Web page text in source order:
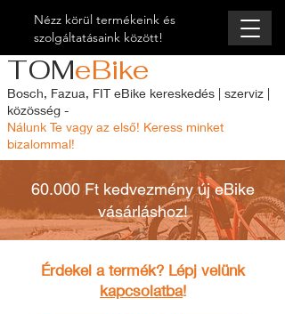
Nézz körül termékeink és
szolgáltatásaink között!
TOMeBike
Bosch, Fazua, FIT eBike kereskedés | szerviz |
közösség -
Nálunk Te vagy az első! Keress minket
bizalommal!
60.000 Ft kedvezmény új eBike
vásárláshoz!
Érdekel a termék? Lépj velünk
kapcsolatba!